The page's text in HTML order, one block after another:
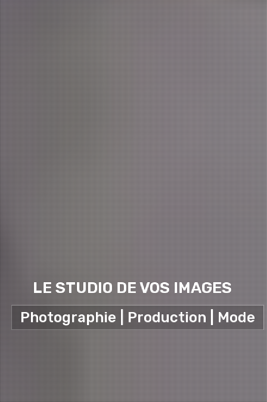
LE STUDIO DE VOS IMAGES
Photographie | Production | Mode